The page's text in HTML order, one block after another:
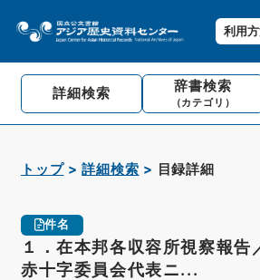
利用
詳細検索 辞書検索
（カテゴリ）
トップ 詳細検索 目録詳細
件名
１．在本邦各収容所視察報告
赤十字委員会代表ニ...